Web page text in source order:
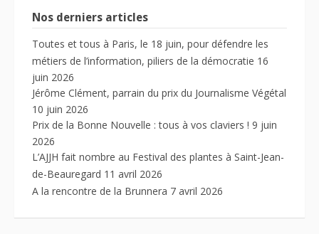
Nos derniers articles
Toutes et tous à Paris, le 18 juin, pour défendre les
métiers de l’information, piliers de la démocratie 16
juin 2026
Jérôme Clément, parrain du prix du Journalisme Végétal
10 juin 2026
Prix de la Bonne Nouvelle : tous à vos claviers ! 9 juin
2026
L’AJJH fait nombre au Festival des plantes à Saint-Jean-
de-Beauregard 11 avril 2026
A la rencontre de la Brunnera 7 avril 2026